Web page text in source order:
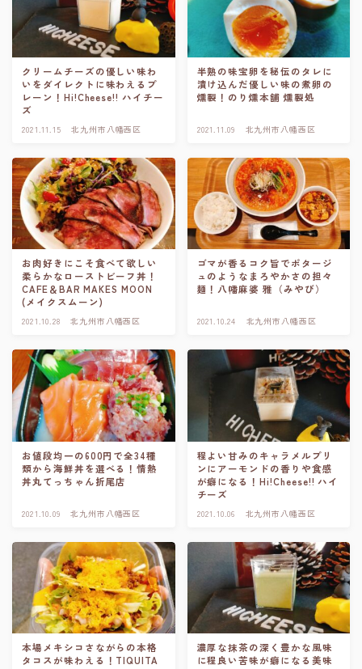
クリームチーズの優しい味わ
いをダイレクトに味わえるプ
レーン！Hi!Cheese!! ハイチー
ズ
2021.11.15 北九州市八幡西区
半熟の味宝卵を秘伝のタレに
漬け込んだ優しい味の煮卵の
燻製！のり燻本舗 燻製処
2021.11.09 北九州市八幡西区
お肉好きにこそ食べて欲しい
柔らかなローストビーフ丼！
CAFE＆BAR MAKES MOON
(メイクスムーン)
2021.10.28 北九州市八幡西区
ゴマが香るコク旨でポタージ
ュのようなまろやかさの担々
麺！八幡麻婆 雅（みやび）
2021.10.24 北九州市八幡西区
お値段均一の600円で全34種
類から海鮮丼を選べる！情熱
丼丸てっちゃん折尾店
2021.10.09 北九州市八幡西区
程よい甘みのキャラメルプリ
ンにアーモンドの香りや食感
が癖になる！Hi!Cheese!! ハイ
チーズ
2021.10.06 北九州市八幡西区
本場メキシコさながらの本格
タコスが味わえる！TIQUITA
濃厚な抹茶の深く豊かな風味
に程良い苦味が癖になる美味